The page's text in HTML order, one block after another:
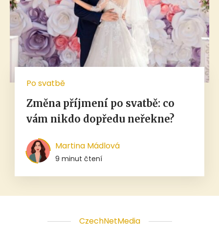
Po svatbě
Změna příjmení po svatbě: co
vám nikdo dopředu neřekne?
Martina Mádlová
9 minut čtení
CzechNetMedia